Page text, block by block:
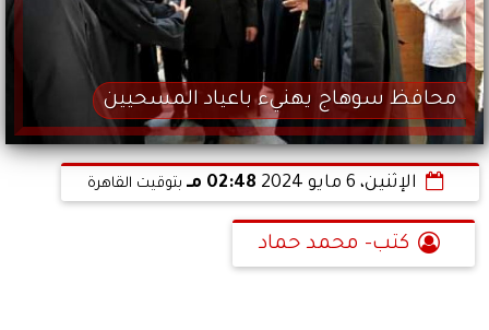
محافظ سوهاج يهنيء باعياد المسحيين
الإثنين، 6 مايو 2024 02:48 مـ بتوقيت القاهرة
كتب- محمد حماد